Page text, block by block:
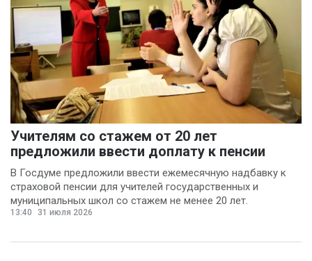
Учителям со стажем от 20 лет
предложили ввести доплату к пенсии
В Госдуме предложили ввести ежемесячную надбавку к
страховой пенсии для учителей государственных и
муниципальных школ со стажем не менее 20 лет.
13:40 31 июля 2026